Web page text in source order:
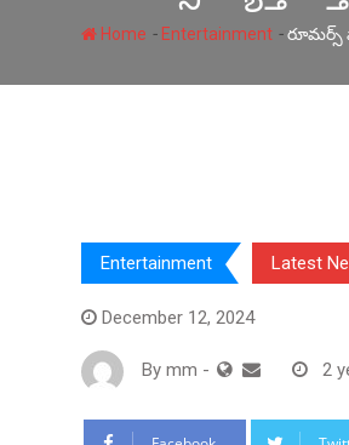
Home - Entertainment -రూమర్స్
Entertainment Latest
December 12, 2024
By mm - 2